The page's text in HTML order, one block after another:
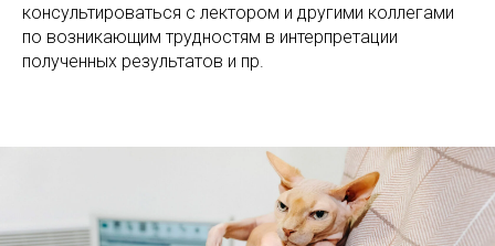
консультироваться с лектором и другими коллегами
по возникающим трудностям в интерпретации
полученных результатов и пр.